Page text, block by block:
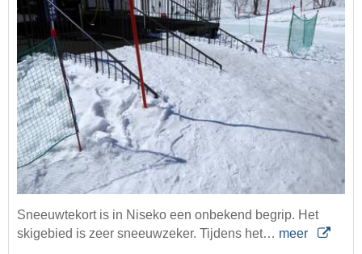
Sneeuwtekort is in Niseko een onbekend begrip. Het
skigebied is zeer sneeuwzeker. Tijdens het… meer